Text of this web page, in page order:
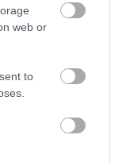
web or
to
vertical-aerospace.com
în Dubai,